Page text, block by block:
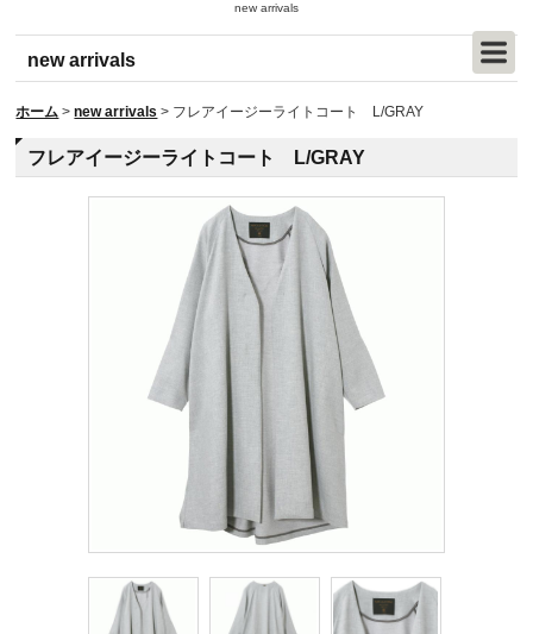
new arrivals
new arrivals
ホーム > new arrivals > フレアイージーライトコート L/GRAY
フレアイージーライトコート L/GRAY